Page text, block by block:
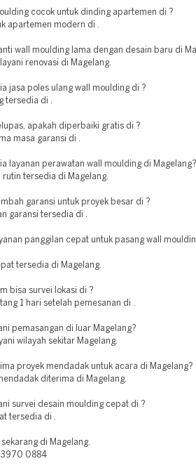
cocok untuk dinding apartemen di ?
apartemen modern di .
wall moulding lama dengan desain baru di
renovasi di Magelang.
jasa poles ulang wall moulding di ?
tersedia di .
apakah diperbaiki gratis di ?
masa garansi di .
layanan perawatan wall moulding di Magelang?
rutin tersedia di Magelang.
garansi untuk proyek besar di ?
garansi tersedia di .
panggilan cepat untuk pasang wall
tersedia di Magelang.
bisa survei lokasi di ?
1 hari setelah pemesanan di .
pemasangan di luar Magelang?
wilayah sekitar Magelang.
proyek mendadak untuk acara di Magelang?
diterima di Magelang.
survei desain moulding cepat di ?
tersedia di .
di Magelang.
3970 0884